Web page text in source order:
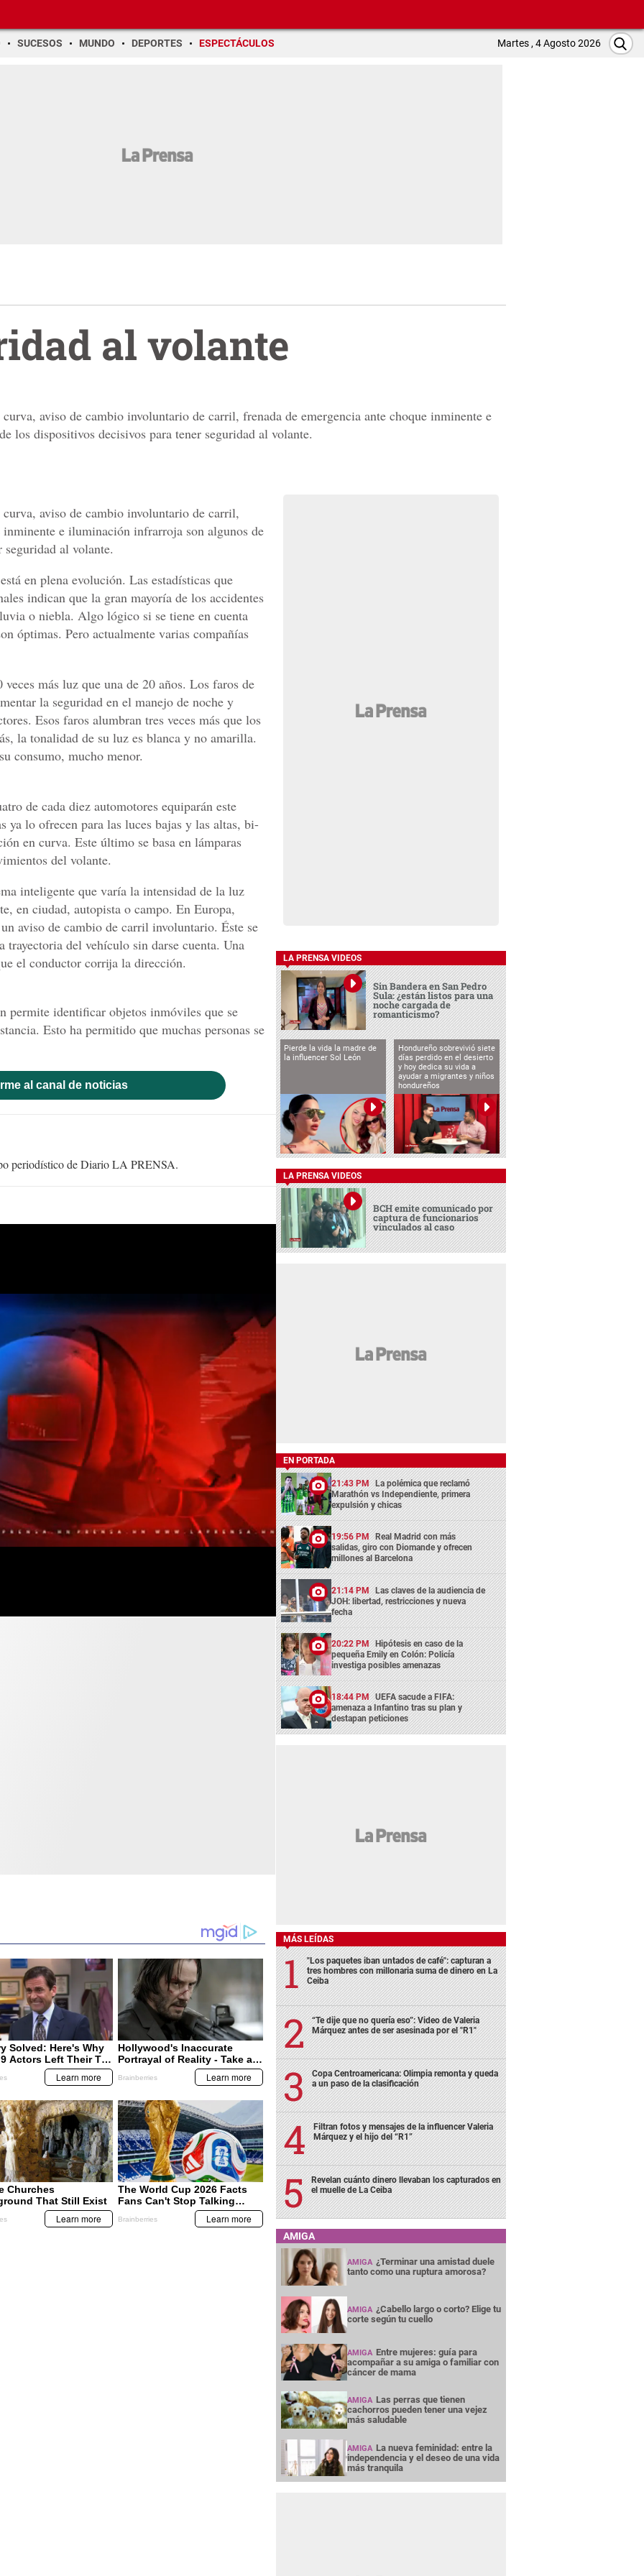
SUCESOS MUNDO DEPORTES ESPECTÁCULOS Martes , 4 Agosto 2026
al volante
aviso de cambio involuntario de carril, frenada de emergencia ante choque inminente e
los dispositivos decisivos para tener seguridad al volante.
aviso de cambio involuntario de carril,
inminente e iluminación infrarroja son algunos de
al volante.
en plena evolución. Las estadísticas que
indican que la gran mayoría de los accidentes
o niebla. Algo lógico si se tiene en cuenta
óptimas. Pero actualmente varias compañías
más luz que una de 20 años. Los faros de
la seguridad en el manejo de noche y
Esos faros alumbran tres veces más que los
la tonalidad de su luz es blanca y no amarilla.
consumo, mucho menor.
de cada diez automotores equiparán este
ya lo ofrecen para las luces bajas y las altas, bi-
en curva. Este último se basa en lámparas
del volante.
inteligente que varía la intensidad de la luz
en ciudad, autopista o campo. En Europa,
aviso de cambio de carril involuntario. Éste se
del vehículo sin darse cuenta. Una
el conductor corrija la dirección.
permite identificar objetos inmóviles que se
Esto ha permitido que muchas personas se
al canal de noticias
periodístico de Diario LA PRENSA.
LA PRENSA VIDEOS
Sin Bandera en San Pedro
Sula: ¿están listos para una
noche cargada de
romanticismo?
Pierde la vida la madre de
la influencer Sol León
Hondureño sobrevivió siete
días perdido en el desierto
y hoy dedica su vida a
ayudar a migrantes y niños
hondureños
LA PRENSA VIDEOS
BCH emite comunicado por
captura de funcionarios
vinculados al caso
EN PORTADA
21:43 PM La polémica que reclamó
Marathón vs Independiente, primera
expulsión y chicas
19:56 PM Real Madrid con más
salidas, giro con Diomande y ofrecen
millones al Barcelona
21:14 PM Las claves de la audiencia de
JOH: libertad, restricciones y nueva
fecha
20:22 PM Hipótesis en caso de la
pequeña Emily en Colón: Policía
investiga posibles amenazas
18:44 PM UEFA sacude a FIFA:
amenaza a Infantino tras su plan y
destapan peticiones
MÁS LEÍDAS
"Los paquetes iban untados de café": capturan a
tres hombres con millonaria suma de dinero en La
Ceiba
“Te dije que no quería eso”: Video de Valeria
Márquez antes de ser asesinada por el "R1"
Copa Centroamericana: Olimpia remonta y queda
a un paso de la clasificación
Filtran fotos y mensajes de la influencer Valeria
Márquez y el hijo del “R1”
Revelan cuánto dinero llevaban los capturados en
el muelle de La Ceiba
AMIGA
AMIGA ¿Terminar una amistad duele
tanto como una ruptura amorosa?
AMIGA ¿Cabello largo o corto? Elige tu
corte según tu cuello
AMIGA Entre mujeres: guía para
acompañar a su amiga o familiar con
cáncer de mama
AMIGA Las perras que tienen
cachorros pueden tener una vejez
más saludable
AMIGA La nueva feminidad: entre la
independencia y el deseo de una vida
más tranquila